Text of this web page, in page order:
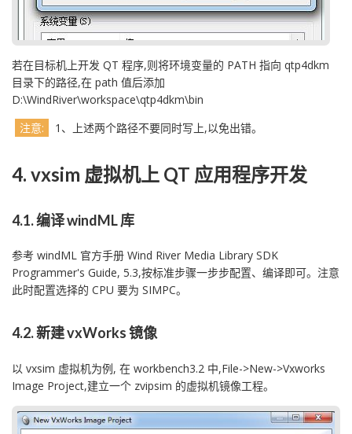
若在目标机上开发 QT 程序,则将环境变量的 PATH 指向 qtp4dkm
目录下的路径,在 path 值后添加
D:\WindRiver\workspace\qtp4dkm\bin
注意:
1、上述两个路径不要同时写上,以免出错。
4. vxsim 虚拟机上 QT 应用程序开发
4.1. 编译 windML 库
参考 windML 官方手册 Wind River Media Library SDK
Programmer's Guide, 5.3,按标准步骤一步步配置、编译即可。注意
此时配置选择的 CPU 要为 SIMPC。
4.2. 新建 vxWorks 镜像
以 vxsim 虚拟机为例, 在 workbench3.2 中,File->New->Vxworks
Image Project,建立一个 zvipsim 的虚拟机镜像工程。